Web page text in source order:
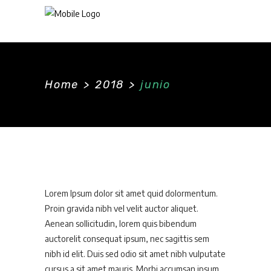
Home > 2018 > junio
Lorem Ipsum dolor sit amet quid dolormentum.
Proin gravida nibh vel velit auctor aliquet.
Aenean sollicitudin, lorem quis bibendum
auctorelit consequat ipsum, nec sagittis sem
nibh id elit. Duis sed odio sit amet nibh vulputate
cursus a sit amet mauris. Morbi accumsan ipsum